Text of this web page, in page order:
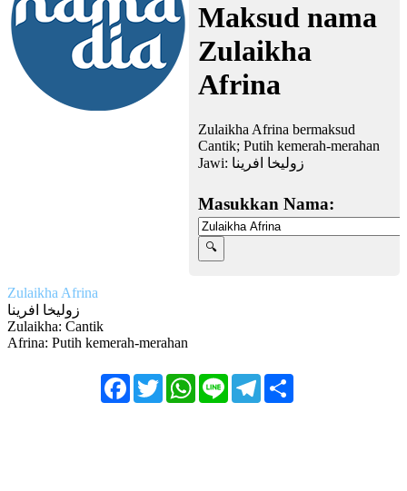
Maksud nama
Zulaikha
Afrina
Zulaikha Afrina bermaksud
Cantik; Putih kemerah-merahan
Jawi: زوليخا افرينا
Masukkan Nama:
Zulaikha Afrina
زوليخا افرينا
Zulaikha: Cantik
Afrina: Putih kemerah-merahan
FacebookTwitterWhatsApp
Line Telegram